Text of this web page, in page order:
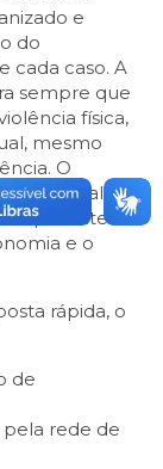
e
do
cada caso. A
sempre que
física,
mesmo
O
social e
e o
rápida, o
de
rede de